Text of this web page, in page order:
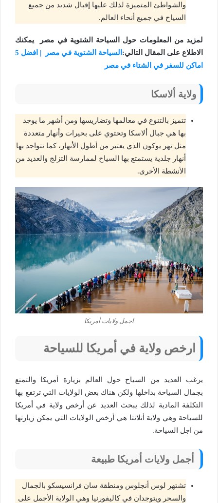
والشواطئ المتميزة لذلك عليها إقبال شديد من جميع
السياح في جميع أنحاء العالم.
لمزيد من المعلومات حول السياحة الشتوية في مصر يمكنك
الاطلاع على المقال التالي:
السياحة الشتوية في مصر | افضل 5
اماكن للسفر في الشتاء في مصر
ولاية ألاسكا
تتميز بالتنوع في معالمها وتضاريسها ومن أشهر ما يوجد
بها هي جبال ألاسكا وتحتوي على بحيرات وأنهار متعددة
مثل نهر يوكون الذي يعتبر من أطول الأنهار، كما تتواجد بها
أنهار جلدية يستمتع بها السياح لممارسة التزلج والعديد من
الأنشطة الأخرى.
اجمل ولايات أمريكا
ارخص ولاية في أمريكا للسياحة
يرغب العديد من السياح حول العالم بزيارة أمريكا والتمتع
بجمال السياحة بداخلها ولكن هناك بعض الولايات التي ترتفع بها
التكلفة المادية لذلك يبحث العديد عن أرخص ولاية في أمريكا
للسياحة وهي ولاية أتلانتا هي أرخص الولايات التي يمكن زيارتها
من اجل السياحة.
أجمل ولايات أمريكا طبيعة
تشتهر لوس أنجلوس ومنطقة سان فرانسيسكو بالجمال
والسحر ويتوجدان في كاليفورنيا وهي الولاية الأجمل على